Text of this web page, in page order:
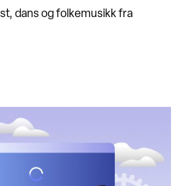
dans og folkemusikk fra